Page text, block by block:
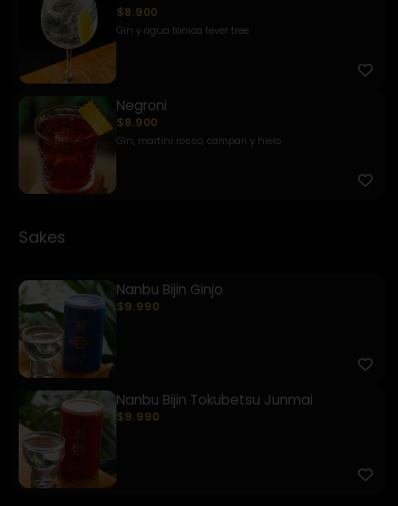
$8.900
Gin y agua tónica fever tree.
Negroni
$8.900
Gin, martini rosso, campari y hielo.
Sakes
Nanbu Bijin Ginjo
$9.990
Nanbu Bijin Tokubetsu Junmai
$9.990